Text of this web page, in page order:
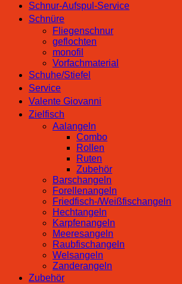
Schnur-Aufspul-Service
Schnüre
Fliegenschnur
geflochten
monofil
Vorfachmaterial
Schuhe/Stiefel
Service
Valente Giovanni
Zielfisch
Aalangeln
Combo
Rollen
Ruten
Zubehör
Barschangeln
Forellenangeln
Friedfisch-/Weißfischangeln
Hechtangeln
Karpfenangeln
Meeresangeln
Raubfischangeln
Welsangeln
Zanderangeln
Zubehör